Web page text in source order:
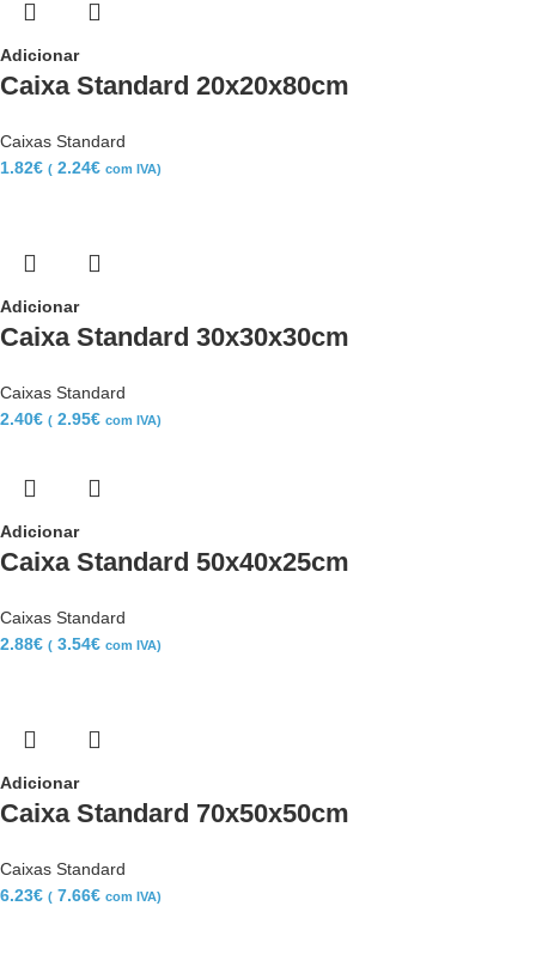
Adicionar
Caixa Standard 20x20x80cm
Caixas Standard
1.82€ ( 2.24€ com IVA)
Adicionar
Caixa Standard 30x30x30cm
Caixas Standard
2.40€ ( 2.95€ com IVA)
Adicionar
Caixa Standard 50x40x25cm
Caixas Standard
2.88€ ( 3.54€ com IVA)
Adicionar
Caixa Standard 70x50x50cm
Caixas Standard
6.23€ ( 7.66€ com IVA)